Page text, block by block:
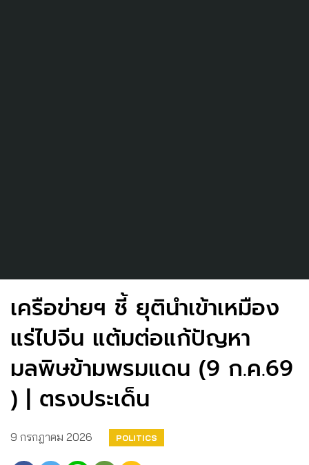
เครือข่ายฯ ชี้ ยุตินำเข้าเหมือง
แร่ไปจีน แต้มต่อแก้ปัญหา
มลพิษข้ามพรมแดน (9 ก.ค.69
) | ตรงประเด็น
9 กรกฎาคม 2026 POLITICS